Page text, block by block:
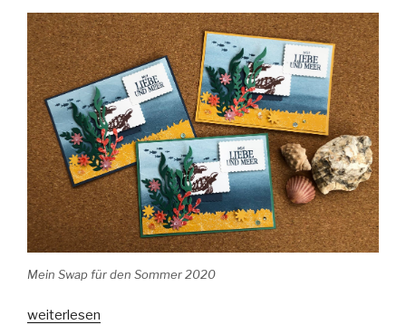
Mein Swap für den Sommer 2020
„Auch
weiterlesen